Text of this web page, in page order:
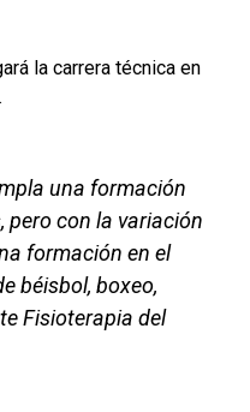
la carrera técnica en
una formación
pero con la variación
formación en el
béisbol, boxeo,
Fisioterapia del